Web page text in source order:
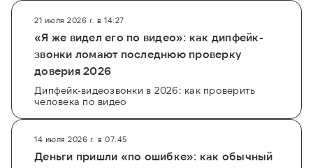
21 июля 2026 г. в 14:27
«Я же видел его по видео»: как дипфейк-
звонки ломают последнюю проверку
доверия 2026
Дипфейк-видеозвонки в 2026: как проверить
человека по видео
14 июля 2026 г. в 07:45
Деньги пришли «по ошибке»: как обычный